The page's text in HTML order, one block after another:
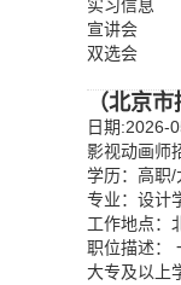
实习信息
宣讲会
双选会
（北京
日期:2026-
影视动画师
学历：高职/
专业：设计
工作地点：
职位描述：
大专及以上